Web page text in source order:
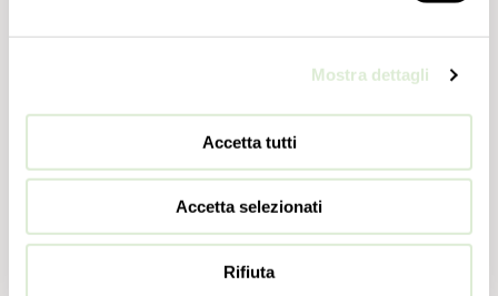
Mostra dettagli
Accetta tutti
Accetta selezionati
Rifiuta
MODELLO 2D
49.67 KB - zip SCARICA